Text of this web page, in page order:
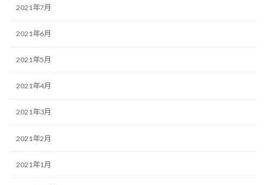
2021年7月
2021年6月
2021年5月
2021年4月
2021年3月
2021年2月
2021年1月